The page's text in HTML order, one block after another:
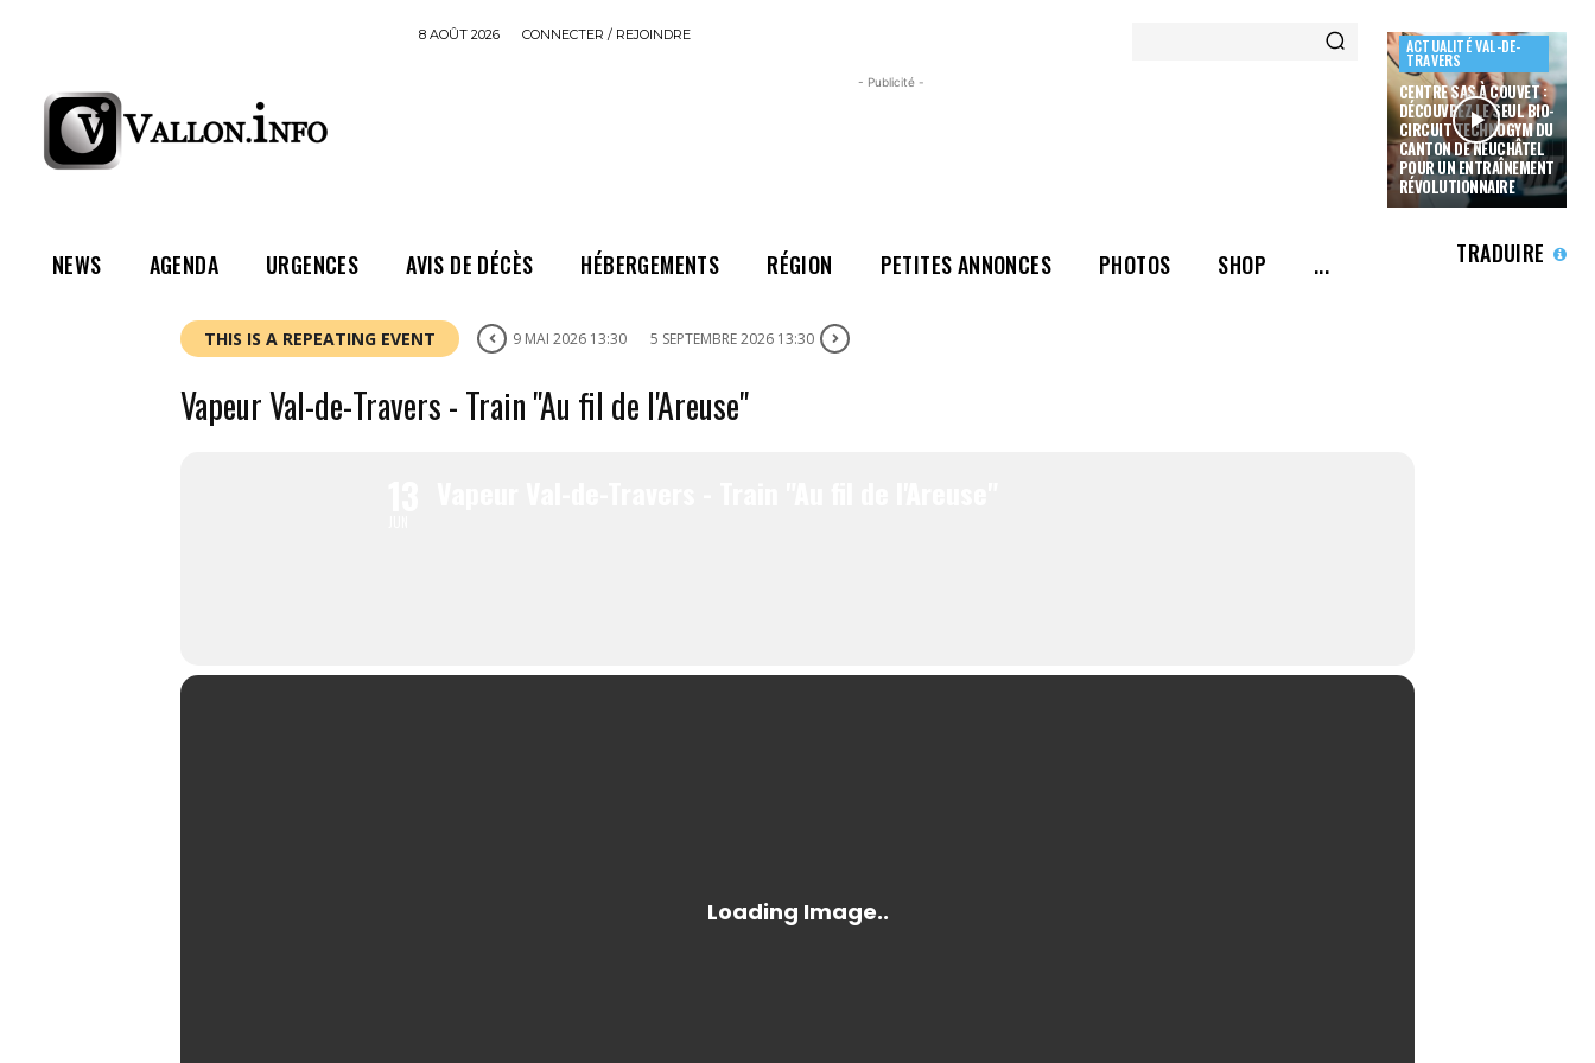
8 AOÛT 2026 CONNECTER / REJOINDRE
- Publicité -
ACTUALITÉ VAL-DE-
TRAVERS
CENTRE SAS À COUVET :
DÉCOUVREZ LE SEUL BIO-
CIRCUIT TECHNOGYM DU
CANTON DE NEUCHÂTEL
POUR UN ENTRAÎNEMENT
RÉVOLUTIONNAIRE
NEWS AGENDA URGENCES AVIS DE DÉCÈS HÉBERGEMENTS RÉGION PETITES ANNONCES PHOTOS SHOP ... TRADUIRE
THIS IS A REPEATING EVENT 9 MAI 2026 13:30 5 SEPTEMBRE 2026 13:30
Vapeur Val-de-Travers - Train "Au fil de l'Areuse"